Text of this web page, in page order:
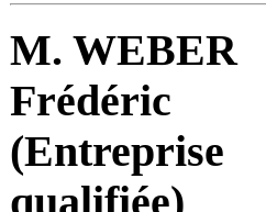
M. WEBER
Frédéric
(Entreprise